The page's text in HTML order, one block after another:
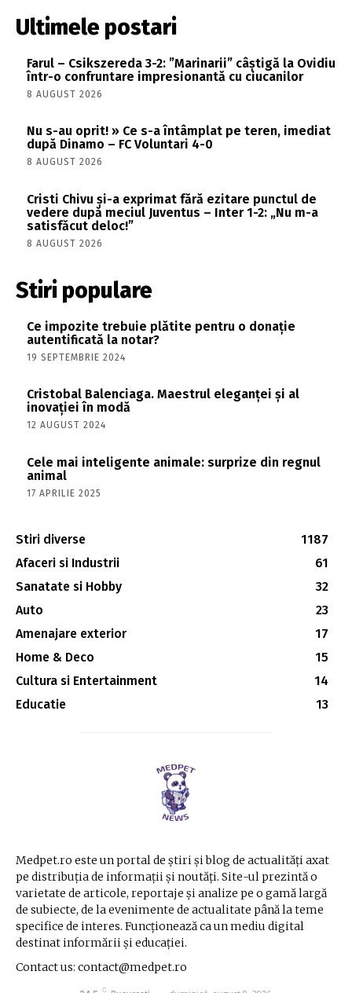
Ultimele postari
Farul – Csikszereda 3-2: ”Marinarii” câștigă la Ovidiu
într-o confruntare impresionantă cu ciucanilor
8 AUGUST 2026
Nu s-au oprit! » Ce s-a întâmplat pe teren, imediat
după Dinamo – FC Voluntari 4-0
8 AUGUST 2026
Cristi Chivu și-a exprimat fără ezitare punctul de
vedere după meciul Juventus – Inter 1-2: „Nu m-a
satisfăcut deloc!”
8 AUGUST 2026
Stiri populare
Ce impozite trebuie plătite pentru o donație
autentificată la notar?
19 SEPTEMBRIE 2024
Cristobal Balenciaga. Maestrul eleganței și al
inovației în modă
12 AUGUST 2024
Cele mai inteligente animale: surprize din regnul
animal
17 APRILIE 2025
Stiri diverse
1187
Afaceri si Industrii
61
Sanatate si Hobby
32
Auto
23
Amenajare exterior
17
Home & Deco
15
Cultura si Entertainment
14
Educatie
13
Medpet.ro este un portal de știri și blog de actualități axat
pe distribuția de informații și noutăți. Site-ul prezintă o
varietate de articole, reportaje și analize pe o gamă largă
de subiecte, de la evenimente de actualitate până la teme
specifice de interes. Funcționează ca un mediu digital
destinat informării și educației.
Contact us: contact@medpet.ro
C